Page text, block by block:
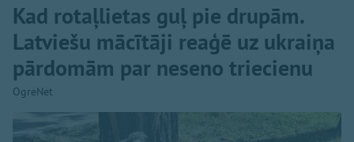
Kad rotaļlietas guļ pie drupām.
Latviešu mācītāji reaģē uz ukraiņa
pārdomām par neseno triecienu
OgreNet